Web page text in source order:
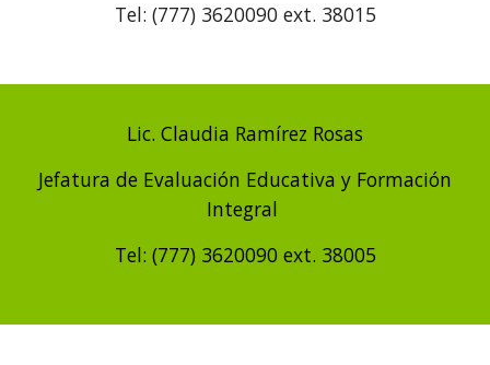
Tel: (777) 3620090 ext. 38015
Lic. Claudia Ramírez Rosas
Jefatura de Evaluación Educativa y Formación
Integral
Tel: (777) 3620090 ext. 38005